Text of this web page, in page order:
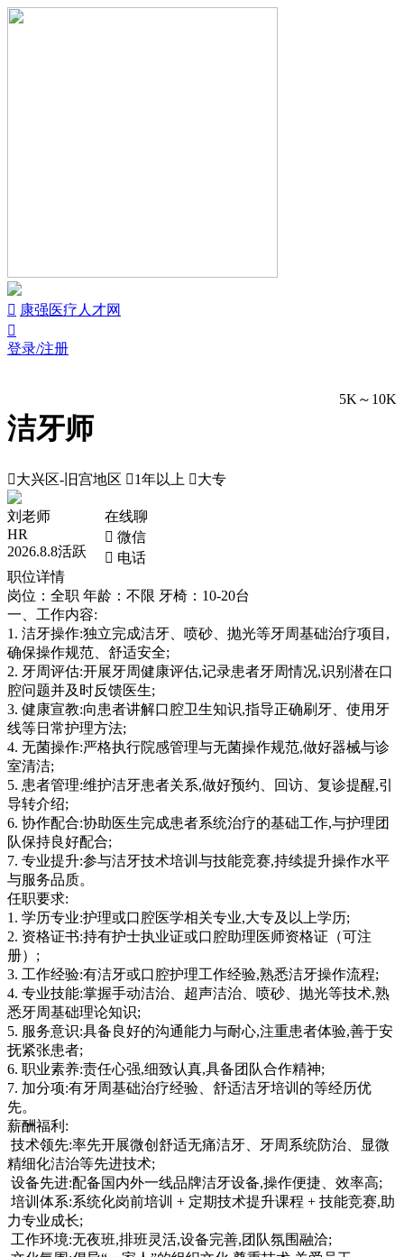
 康强医疗人才网

登录/注册
洁牙师
5K～10K
大兴区-旧宫地区 1年以上 大专
刘老师
HR
2026.8.8活跃
在线聊
 微信
 电话
职位详情
岗位：全职 年龄：不限 牙椅：10-20台
一、工作内容:
1. 洁牙操作:独立完成洁牙、喷砂、抛光等牙周基础治疗项目,
确保操作规范、舒适安全;
2. 牙周评估:开展牙周健康评估,记录患者牙周情况,识别潜在口
腔问题并及时反馈医生;
3. 健康宣教:向患者讲解口腔卫生知识,指导正确刷牙、使用牙
线等日常护理方法;
4. 无菌操作:严格执行院感管理与无菌操作规范,做好器械与诊
室清洁;
5. 患者管理:维护洁牙患者关系,做好预约、回访、复诊提醒,引
导转介绍;
6. 协作配合:协助医生完成患者系统治疗的基础工作,与护理团
队保持良好配合;
7. 专业提升:参与洁牙技术培训与技能竞赛,持续提升操作水平
与服务品质。
任职要求:
1. 学历专业:护理或口腔医学相关专业,大专及以上学历;
2. 资格证书:持有护士执业证或口腔助理医师资格证（可注
册）;
3. 工作经验:有洁牙或口腔护理工作经验,熟悉洁牙操作流程;
4. 专业技能:掌握手动洁治、超声洁治、喷砂、抛光等技术,熟
悉牙周基础理论知识;
5. 服务意识:具备良好的沟通能力与耐心,注重患者体验,善于安
抚紧张患者;
6. 职业素养:责任心强,细致认真,具备团队合作精神;
7. 加分项:有牙周基础治疗经验、舒适洁牙培训的等经历优
先。
薪酬福利:
技术领先:率先开展微创舒适无痛洁牙、牙周系统防治、显微
精细化洁治等先进技术;
设备先进:配备国内外一线品牌洁牙设备,操作便捷、效率高;
培训体系:系统化岗前培训 + 定期技术提升课程 + 技能竞赛,助
力专业成长;
工作环境:无夜班,排班灵活,设备完善,团队氛围融洽;